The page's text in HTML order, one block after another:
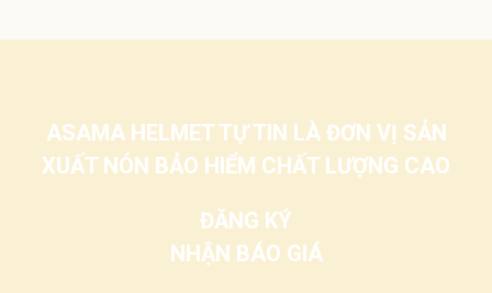
ASAMA HELMET TỰ TIN LÀ ĐƠN VỊ SẢN
XUẤT NÓN BẢO HIỂM CHẤT LƯỢNG CAO
ĐĂNG KÝ
NHẬN BÁO GIÁ